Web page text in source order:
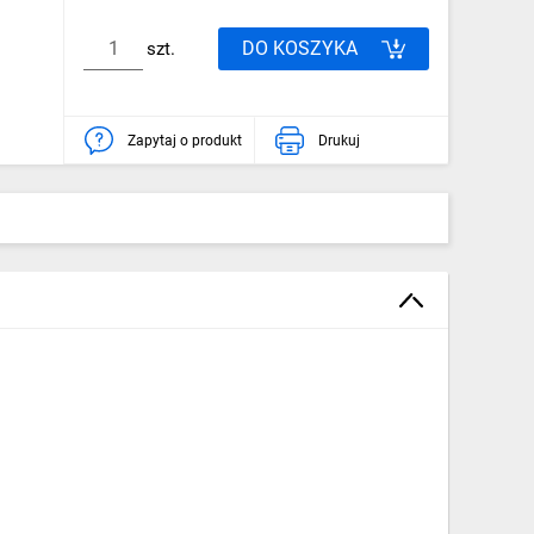
szt. DO KOSZYKA
Zapytaj o produkt Drukuj